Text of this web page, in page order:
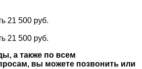
21 500 руб.
21 500 руб.
а также по всем
вы можете позвонить или